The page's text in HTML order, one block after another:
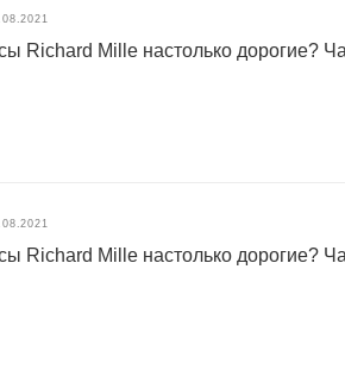
Richard Mille настолько дорогие?
Richard Mille настолько дорогие?